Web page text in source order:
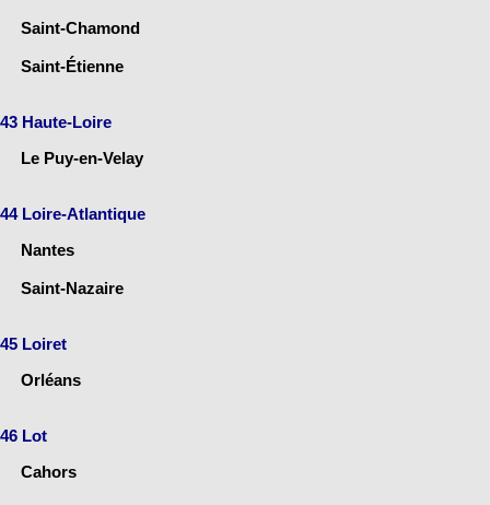
Saint-Chamond
Saint-Étienne
43 Haute-Loire
Le Puy-en-Velay
44 Loire-Atlantique
Nantes
Saint-Nazaire
45 Loiret
Orléans
46 Lot
Cahors